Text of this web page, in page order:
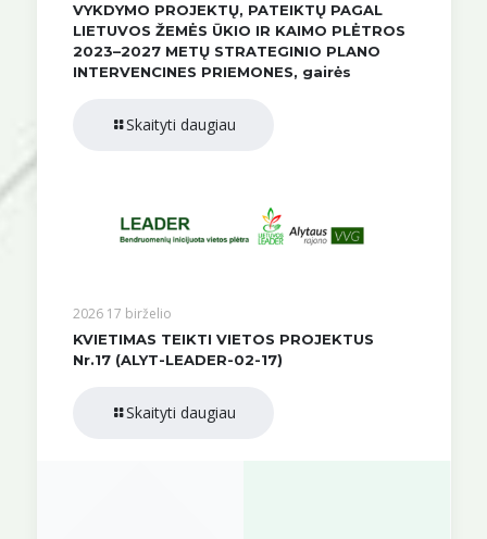
VYKDYMO PROJEKTŲ, PATEIKTŲ PAGAL
LIETUVOS ŽEMĖS ŪKIO IR KAIMO PLĖTROS
2023–2027 METŲ STRATEGINIO PLANO
INTERVENCINES PRIEMONES, gairės
Skaityti daugiau
2026 17 birželio
KVIETIMAS TEIKTI VIETOS PROJEKTUS
Nr.17 (ALYT-LEADER-02-17)
Skaityti daugiau